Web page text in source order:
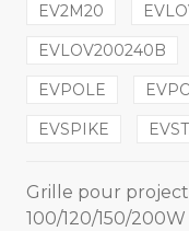
EV2M20
EVLOV200240B
EVPOLE
EVSPIKE
Grille pour
100/120/150/